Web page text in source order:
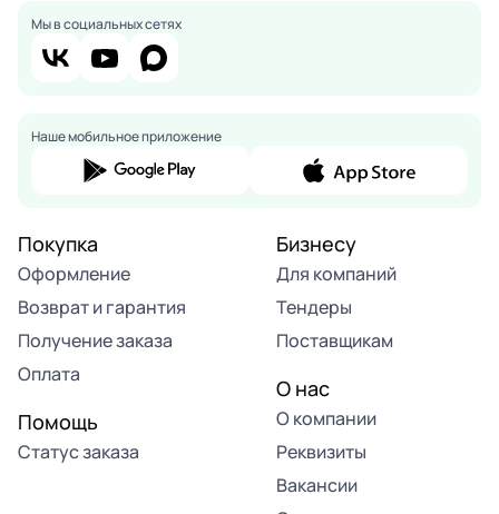
Мы в социальных сетях
Наше мобильное приложение
Покупка
Оформление
Возврат и гарантия
Получение заказа
Оплата
Помощь
Статус заказа
Бизнесу
Для компаний
Тендеры
Поставщикам
О нас
О компании
Реквизиты
Вакансии